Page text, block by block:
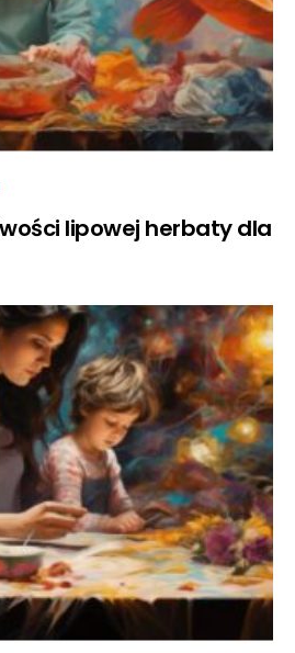
lipowej herbaty dla